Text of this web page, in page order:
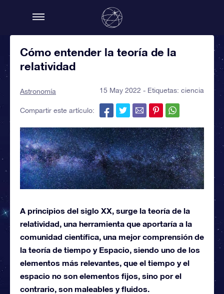
Cómo entender la teoría de la
relatividad
Astronomía 15 May 2022 - Etiquetas: ciencia
Compartir este artículo:
A principios del siglo XX, surge la teoría de la
relatividad, una herramienta que aportaría a la
comunidad científica, una mejor comprensión de
la teoría de tiempo y Espacio, siendo uno de los
elementos más relevantes, que el tiempo y el
espacio no son elementos fijos, sino por el
contrario, son maleables y fluidos.